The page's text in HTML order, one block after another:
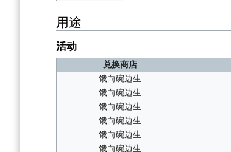
用途
活动
兑换商店
饿向碗边生
饿向碗边生
饿向碗边生
饿向碗边生
饿向碗边生
饿向碗边生